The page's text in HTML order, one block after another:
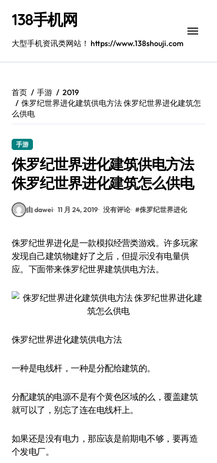
138手机网
大型手机资讯类网站！ https://www.138shouji.com
首页 手游
2019
侏罗纪世界进化建筑供电方法 侏罗纪世界进化建筑怎
么供电
手游
侏罗纪世界进化建筑供电方法
侏罗纪世界进化建筑怎么供电
由 dawei 11 月 24, 2019 没有评论 #侏罗纪世界进化
侏罗纪世界进化是一款模拟经营类游戏。许多玩家
发现自己建筑物建好了之后，但提示没有电量供
应。下面带来侏罗纪世界建筑供电方法。
侏罗纪世界进化建筑供电方法
一种是电线杆，一种是分配给建筑的。
分配建筑的电源不是有个黄色区域的么，覆盖建筑
就可以了，别忘了连在电线杆上。
如果还是没有电力，那应该是前期电不够，要再造
个发电厂。